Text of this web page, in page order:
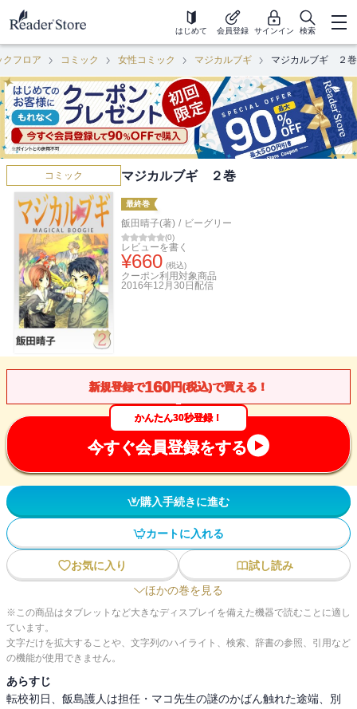
はじめて 会員登録 サインイン 検索
クフロア コミック 女性コミック マジカルブギ マジカルブギ ２巻
コミック マジカルブギ ２巻
最終巻
飯田晴子(著) / ビーグリー
(0)
レビューを書く
¥660 (税込)
クーポン利用対象商品
2016年12月30日 配信
新規登録で160円(税込)で買える！
かんたん30秒登録！
今すぐ会員登録をする
購入手続きに進む
カートに入れる
お気に入り
試し読み
ほかの巻を見る
※この商品はタブレットなど大きなディスプレイを備えた機器で読むことに適し
ています。
文字だけを拡大することや、文字列のハイライト、検索、辞書の参照、引用など
の機能が使用できません。
あらすじ
転校初日、飯島護人は担任・マコ先生の謎のかばん触れた途端、別